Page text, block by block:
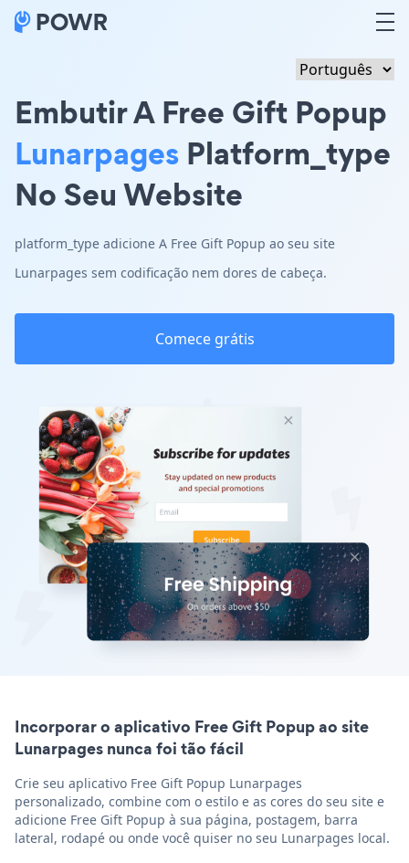
Embutir A Free Gift Popup
Lunarpages Platform_type
No Seu Website
platform_type adicione A Free Gift Popup ao seu site
Lunarpages sem codificação nem dores de cabeça.
Comece grátis
Incorporar o aplicativo Free Gift Popup ao site
Lunarpages nunca foi tão fácil
Crie seu aplicativo Free Gift Popup Lunarpages
personalizado, combine com o estilo e as cores do seu site e
adicione Free Gift Popup à sua página, postagem, barra
lateral, rodapé ou onde você quiser no seu Lunarpages local.